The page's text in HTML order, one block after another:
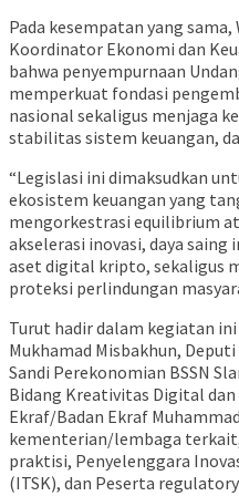
Pada kesempatan yang
Koordinator Ekonomi dan
bahwa penyempurnaan
memperkuat fondasi
nasional sekaligus menjaga
stabilitas sistem keuangan,
“Legislasi ini dimaksudkan
ekosistem keuangan yang
mengorkestrasi equilibrium
akselerasi inovasi, daya
aset digital kripto, sekaligus
proteksi perlindungan
Turut hadir dalam kegiatan ini
Mukhamad Misbakhun,
Sandi Perekonomian BSSN
Bidang Kreativitas Digital
Ekraf/Badan Ekraf
kementerian/lembaga
praktisi, Penyelenggara
(ITSK), dan Peserta